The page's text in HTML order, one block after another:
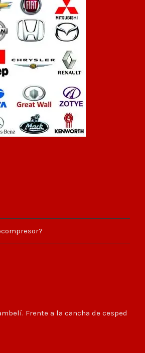
Frente a la cancha de cesped